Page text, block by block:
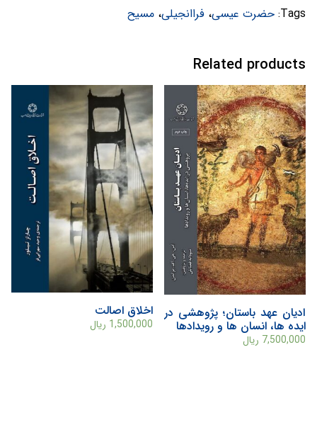
Tags: حضرت عیسی، فراانجیلی، مسیح
Related products
ادیان عهد باستان؛ پژوهشی در
ایده ها، انسان ها و رویدادها
7,500,000 ریال
اخلاق اصالت
1,500,000 ریال